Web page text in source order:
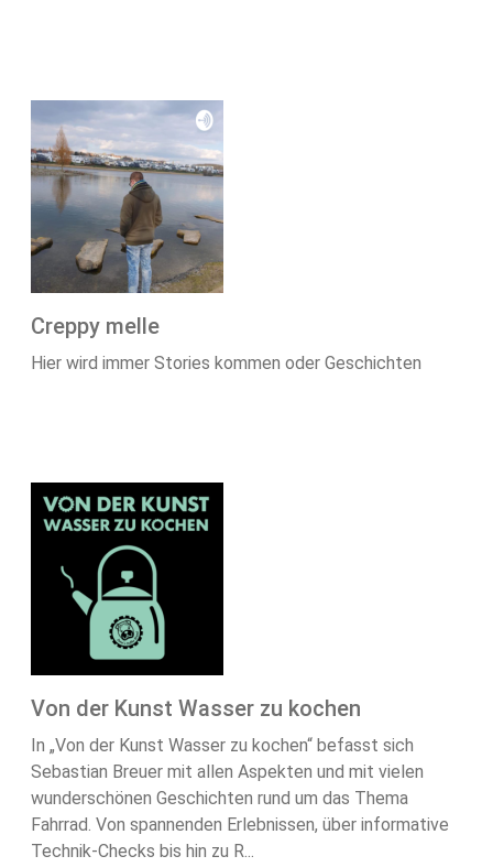
Creppy melle
Hier wird immer Stories kommen oder Geschichten
Von der Kunst Wasser zu kochen
In „Von der Kunst Wasser zu kochen“ befasst sich
Sebastian Breuer mit allen Aspekten und mit vielen
wunderschönen Geschichten rund um das Thema
Fahrrad. Von spannenden Erlebnissen, über informative
Technik-Checks bis hin zu R...